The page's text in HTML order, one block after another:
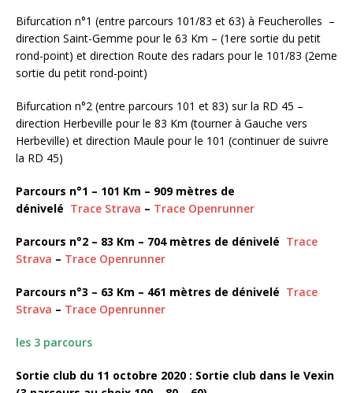
Bifurcation n°1 (entre parcours 101/83 et 63) à Feucherolles –
direction Saint-Gemme pour le 63 Km – (1ere sortie du petit
rond-point) et direction Route des radars pour le 101/83 (2eme
sortie du petit rond-point)
Bifurcation n°2 (entre parcours 101 et 83) sur la RD 45 –
direction Herbeville pour le 83 Km (tourner à Gauche vers
Herbeville) et direction Maule pour le 101 (continuer de suivre
la RD 45)
Parcours n°1 – 101 Km – 909 mètres de
dénivelé Trace Strava – Trace Openrunner
Parcours n°2 – 83 Km – 704 mètres de dénivelé Trace
Strava – Trace Openrunner
Parcours n°3 – 63 Km – 461 mètres de dénivelé Trace
Strava – Trace Openrunner
les 3 parcours
Sortie club du 11 octobre 2020 : Sortie club dans le Vexin